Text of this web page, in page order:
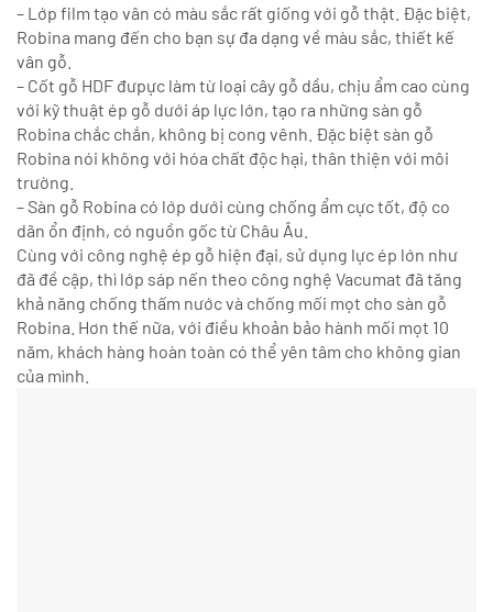
– Lớp film tạo vân có màu sắc rất giống với gỗ thật. Đặc biệt,
Robina mang đến cho bạn sự đa dạng về màu sắc, thiết kế
vân gỗ.
– Cốt gỗ HDF đưpực làm từ loại cây gỗ dầu, chịu ẩm cao cùng
với kỹ thuật ép gỗ dưới áp lực lớn, tạo ra những sàn gỗ
Robina chắc chắn, không bị cong vênh. Đặc biệt sàn gỗ
Robina nói không với hóa chất độc hại, thân thiện với môi
trường.
– Sàn gỗ Robina có lớp dưới cùng chống ẩm cực tốt, độ co
dãn ổn định, có nguồn gốc từ Châu Âu.
Cùng với công nghệ ép gỗ hiện đại, sử dụng lực ép lớn như
đã đề cập, thì lớp sáp nến theo công nghệ Vacumat đã tăng
khả năng chống thấm nước và chống mối mọt cho sàn gỗ
Robina. Hơn thế nữa, với điều khoản bảo hành mối mọt 10
năm, khách hàng hoàn toàn có thể yên tâm cho không gian
của mình.